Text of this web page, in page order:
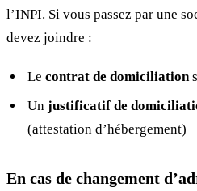
l’INPI. Si vous passez par une
devez joindre :
Le contrat de domiciliation
Un justificatif de
(attestation d’hébergement)
En cas de changement